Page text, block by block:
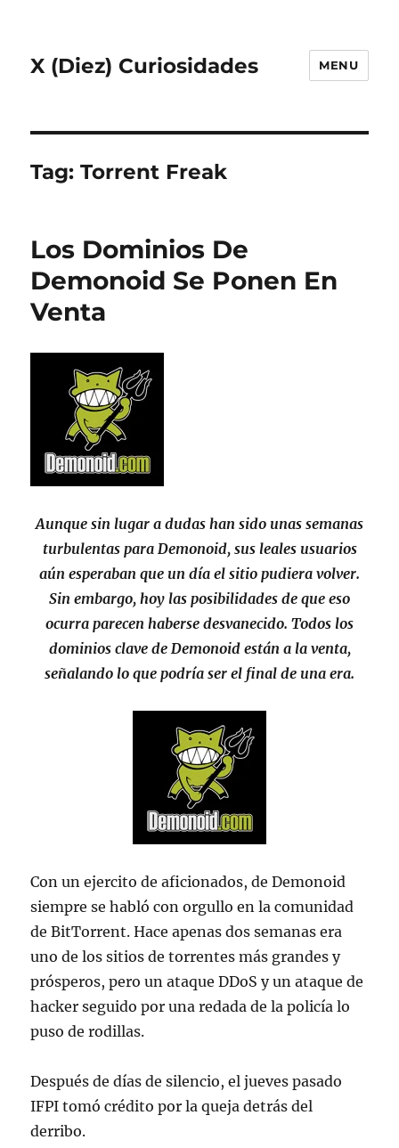
X (Diez) Curiosidades MENU
Tag:Torrent Freak
Los Dominios De
Demonoid Se Ponen En
Venta
Aunque sin lugar a dudas han sido unas semanas
turbulentas para Demonoid, sus leales usuarios
aún esperaban que un día el sitio pudiera volver.
Sin embargo, hoy las posibilidades de que eso
ocurra parecen haberse desvanecido. Todos los
dominios clave de Demonoid están a la venta,
señalando lo que podría ser el final de una era.
Con un ejercito de aficionados, de Demonoid
siempre se habló con orgullo en la comunidad
de BitTorrent. Hace apenas dos semanas era
uno de los sitios de torrentes más grandes y
prósperos, pero un ataque DDoS y un ataque de
hacker seguido por una redada de la policía lo
puso de rodillas.
Después de días de silencio, el jueves pasado
IFPI tomó crédito por la queja detrás del
derribo.